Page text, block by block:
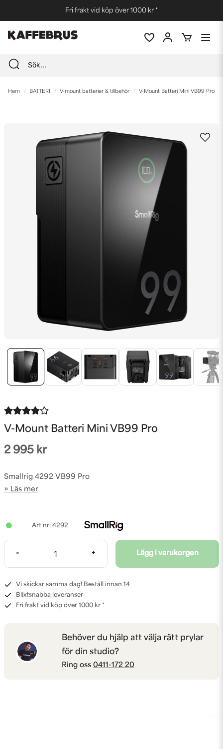
Fri frakt vid köp över 1000 kr *
Hem BATTERI V-mount batterier & tillbehör V-Mount Batteri Mini VB99 Pro
V-Mount Batteri Mini VB99 Pro
2 995 kr
Smallrig 4292 VB99 Pro
Läs mer
4292
- + Lägg i varukorgen
Vi skickar samma dag! Beställ innan 14
Blixtsnabba leveranser
Fri frakt vid köp över 1000 kr *
Behöver du hjälp att välja rätt prylar
för din studio?
Ring oss 0411-172 20